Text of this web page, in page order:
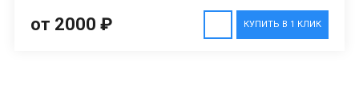
КУПИТЬ В 1 КЛИК
от 2000 ₽